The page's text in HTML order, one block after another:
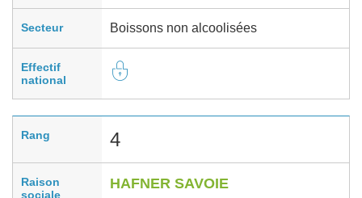
Secteur Boissons non alcoolisées
Effectif
national
Rang 4
Raison
sociale
HAFNER SAVOIE